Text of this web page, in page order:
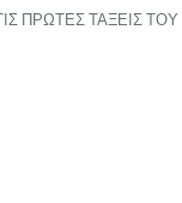
ΤΙΣ ΠΡΏΤΕΣ ΤΆΞΕΙΣ